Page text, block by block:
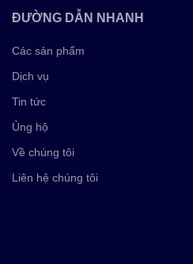
ĐƯỜNG DẪN NHANH
Các sản phẩm
Dịch vụ
Tin tức
Ủng hộ
Về chúng tôi
Liên hệ chúng tôi